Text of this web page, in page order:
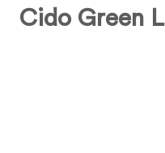
Cido Green